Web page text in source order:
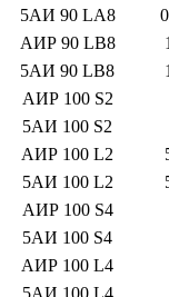
5АИ 90 LA8
АИР 90 LB8
5АИ 90 LB8
АИР 100 S2
5АИ 100 S2
АИР 100 L2
5АИ 100 L2
АИР 100 S4
5АИ 100 S4
АИР 100 L4